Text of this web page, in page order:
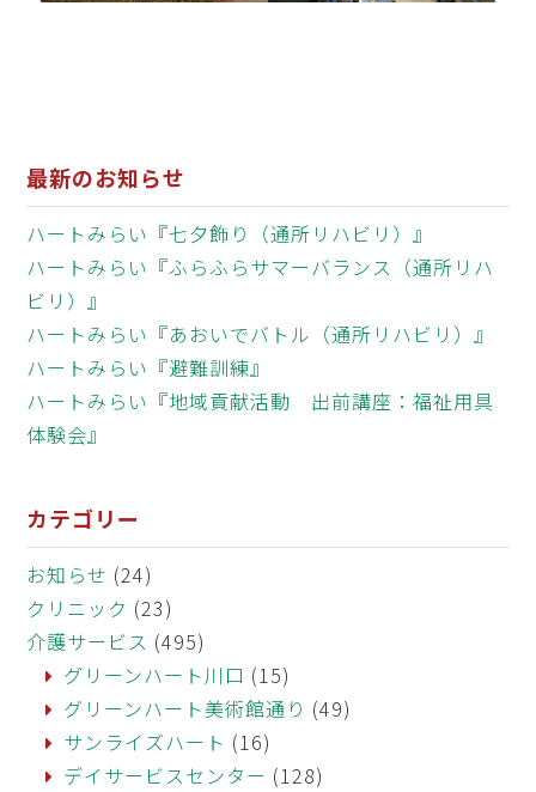
最新のお知らせ
ハートみらい『七夕飾り（通所リハビリ）』
ハートみらい『ふらふらサマーバランス（通所リハ
ビリ）』
ハートみらい『あおいでバトル（通所リハビリ）』
ハートみらい『避難訓練』
ハートみらい『地域貢献活動 出前講座：福祉用具
体験会』
カテゴリー
お知らせ (24)
クリニック (23)
介護サービス (495)
グリーンハート川口 (15)
グリーンハート美術館通り (49)
サンライズハート (16)
デイサービスセンター (128)